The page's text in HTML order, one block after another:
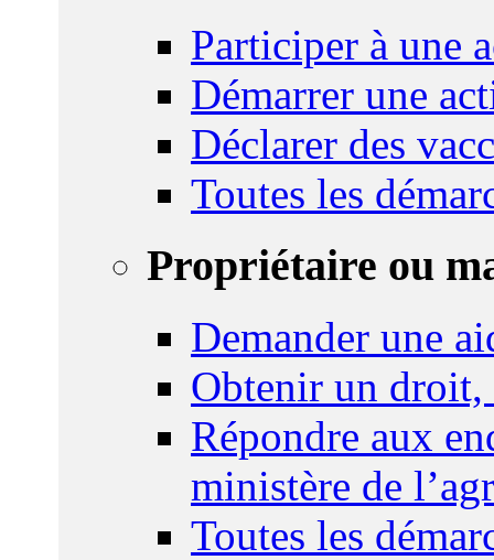
Participer à une
Démarrer une
Déclarer des
Toutes les
Propriétaire ou
Demander une
Obtenir un droit,
Répondre aux
ministère de
Toutes les